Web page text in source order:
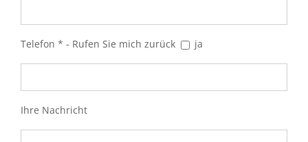
Telefon * - Rufen Sie mich zurück ja
Ihre Nachricht